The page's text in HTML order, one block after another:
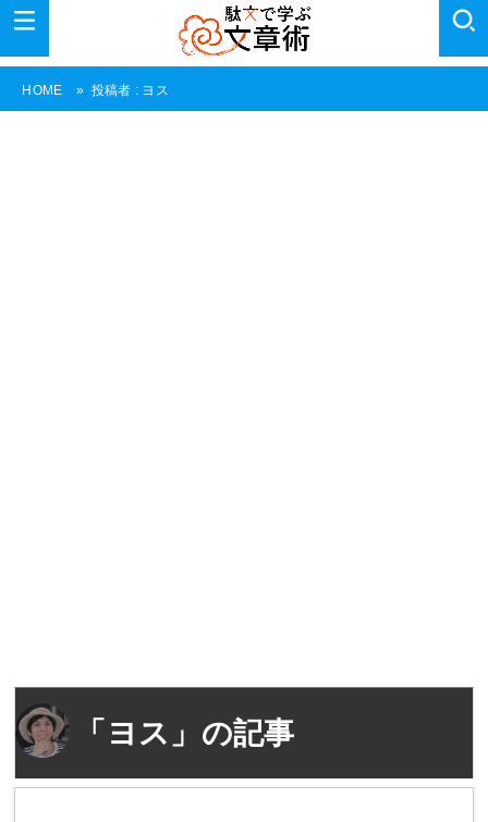
HOME 投稿者 : ヨス
「ヨス」の記事